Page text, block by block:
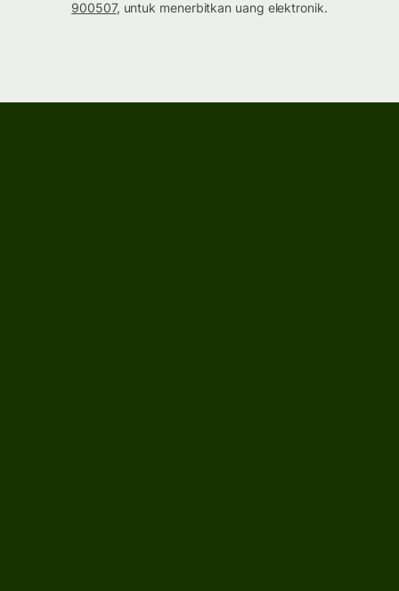
900507, untuk menerbitkan uang elektronik.